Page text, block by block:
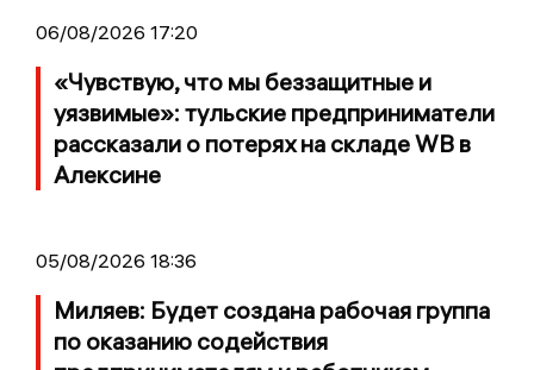
06/08/2026 17:20
«Чувствую, что мы беззащитные и
уязвимые»: тульские предприниматели
рассказали о потерях на складе WB в
Алексине
05/08/2026 18:36
Миляев: Будет создана рабочая группа
по оказанию содействия